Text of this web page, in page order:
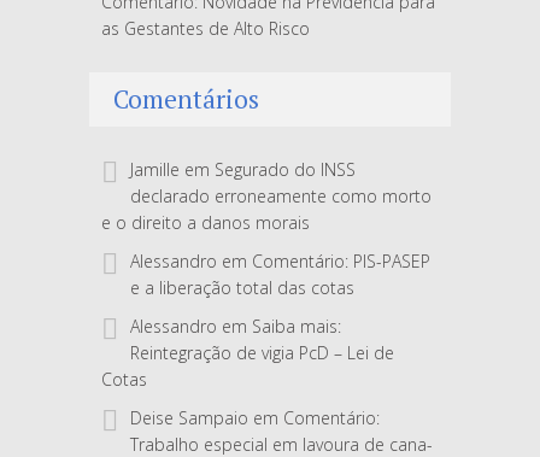
as Gestantes de Alto Risco
Comentários
Jamille em Segurado do INSS
declarado erroneamente como morto
e o direito a danos morais
Alessandro em Comentário: PIS-PASEP
e a liberação total das cotas
Alessandro em Saiba mais:
Reintegração de vigia PcD – Lei de
Cotas
Deise Sampaio em Comentário:
Trabalho especial em lavoura de cana-